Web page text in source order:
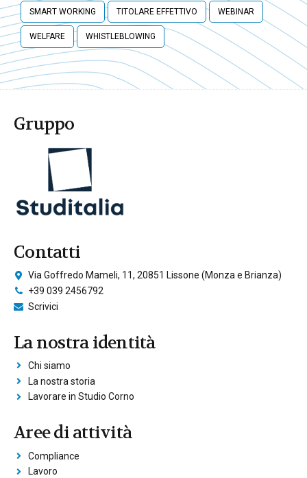
SMART WORKING TITOLARE EFFETTIVO WEBINAR
WELFARE WHISTLEBLOWING
Gruppo
Contatti
Via Goffredo Mameli, 11, 20851 Lissone (Monza e Brianza)
+39 039 2456792
Scrivici
La nostra identità
Chi siamo
La nostra storia
Lavorare in Studio Corno
Aree di attività
Compliance
Lavoro